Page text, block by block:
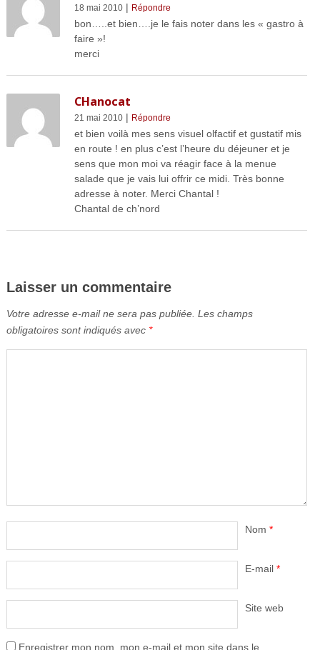
18 mai 2010| Répondre
bon…..et bien….je le fais noter dans les « gastro à
faire »!
merci
CHanocat
21 mai 2010| Répondre
et bien voilà mes sens visuel olfactif et gustatif mis
en route ! en plus c’est l’heure du déjeuner et je
sens que mon moi va réagir face à la menue
salade que je vais lui offrir ce midi. Très bonne
adresse à noter. Merci Chantal !
Chantal de ch’nord
Laisser un commentaire
Votre adresse e-mail ne sera pas publiée. Les champs
obligatoires sont indiqués avec *
Nom *
E-mail *
Site web
Enregistrer mon nom, mon e-mail et mon site dans le